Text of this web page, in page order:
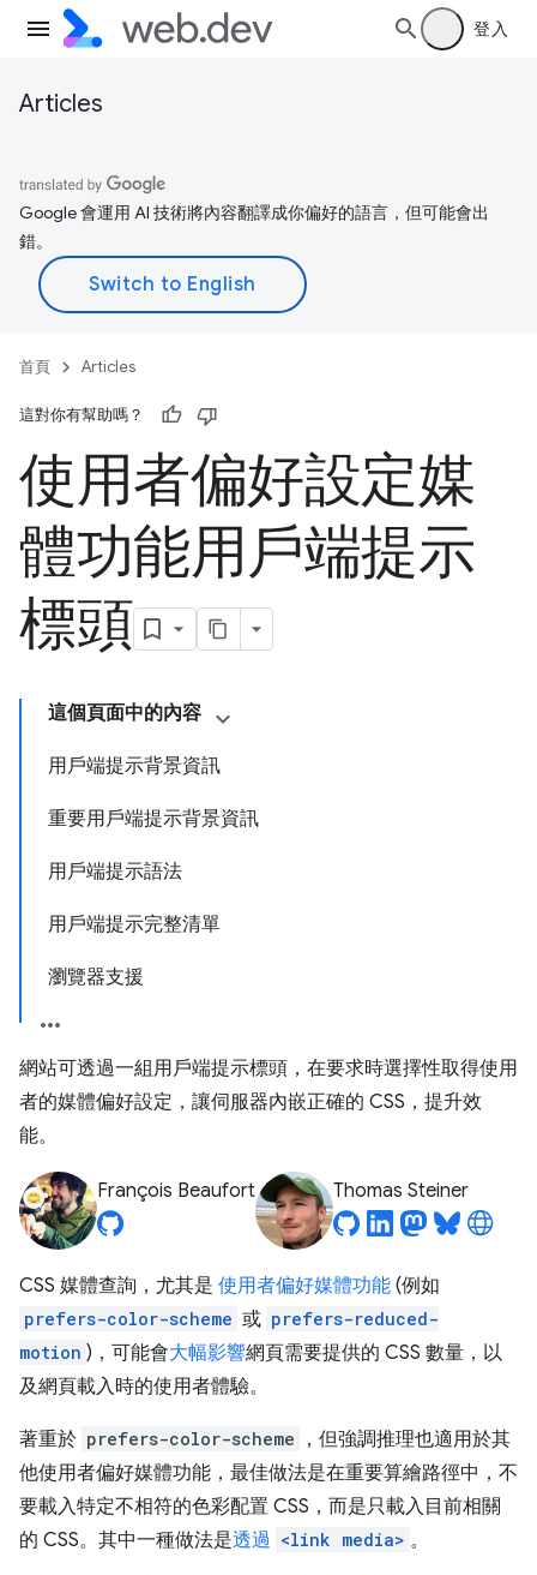
登入
Articles
Google 會運用 AI 技術將內容翻譯成你偏好的語言，但可能會出
錯。
首頁 Articles
這對你有幫助嗎？
使用者偏好設定媒
體功能用戶端提示
標頭
這個頁面中的內容
用戶端提示背景資訊
重要用戶端提示背景資訊
用戶端提示語法
用戶端提示完整清單
瀏覽器支援
網站可透過一組用戶端提示標頭，在要求時選擇性取得使用
者的媒體偏好設定，讓伺服器內嵌正確的 CSS，提升效
能。
François Beaufort Thomas Steiner
CSS 媒體查詢，尤其是 使用者偏好媒體功能 (例如
prefers-color-scheme 或 prefers-reduced-
motion )，可能會大幅影響網頁需要提供的 CSS 數量，以
及網頁載入時的使用者體驗。
著重於 prefers-color-scheme
，但強調推理也適用於其
他使用者偏好媒體功能，最佳做法是在重要算繪路徑中，不
要載入特定不相符的色彩配置 CSS，而是只載入目前相關
的 CSS。其中一種做法是透過 <link media> 。